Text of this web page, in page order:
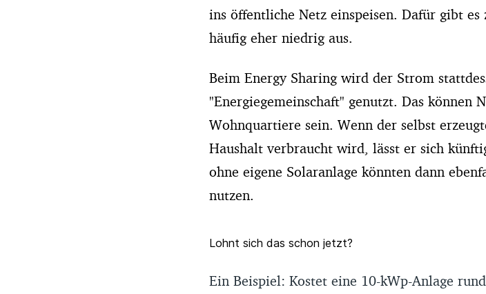
ins öffentliche Netz einspeisen. Dafür gibt
häufig eher niedrig aus.
Beim Energy Sharing wird der Strom
"Energiegemeinschaft" genutzt. Das können
Wohnquartiere sein. Wenn der selbst
Haushalt verbraucht wird, lässt er sich
ohne eigene Solaranlage könnten dann
nutzen.
Lohnt sich das schon jetzt?
Ein Beispiel: Kostet eine 10-kWp-Anlage